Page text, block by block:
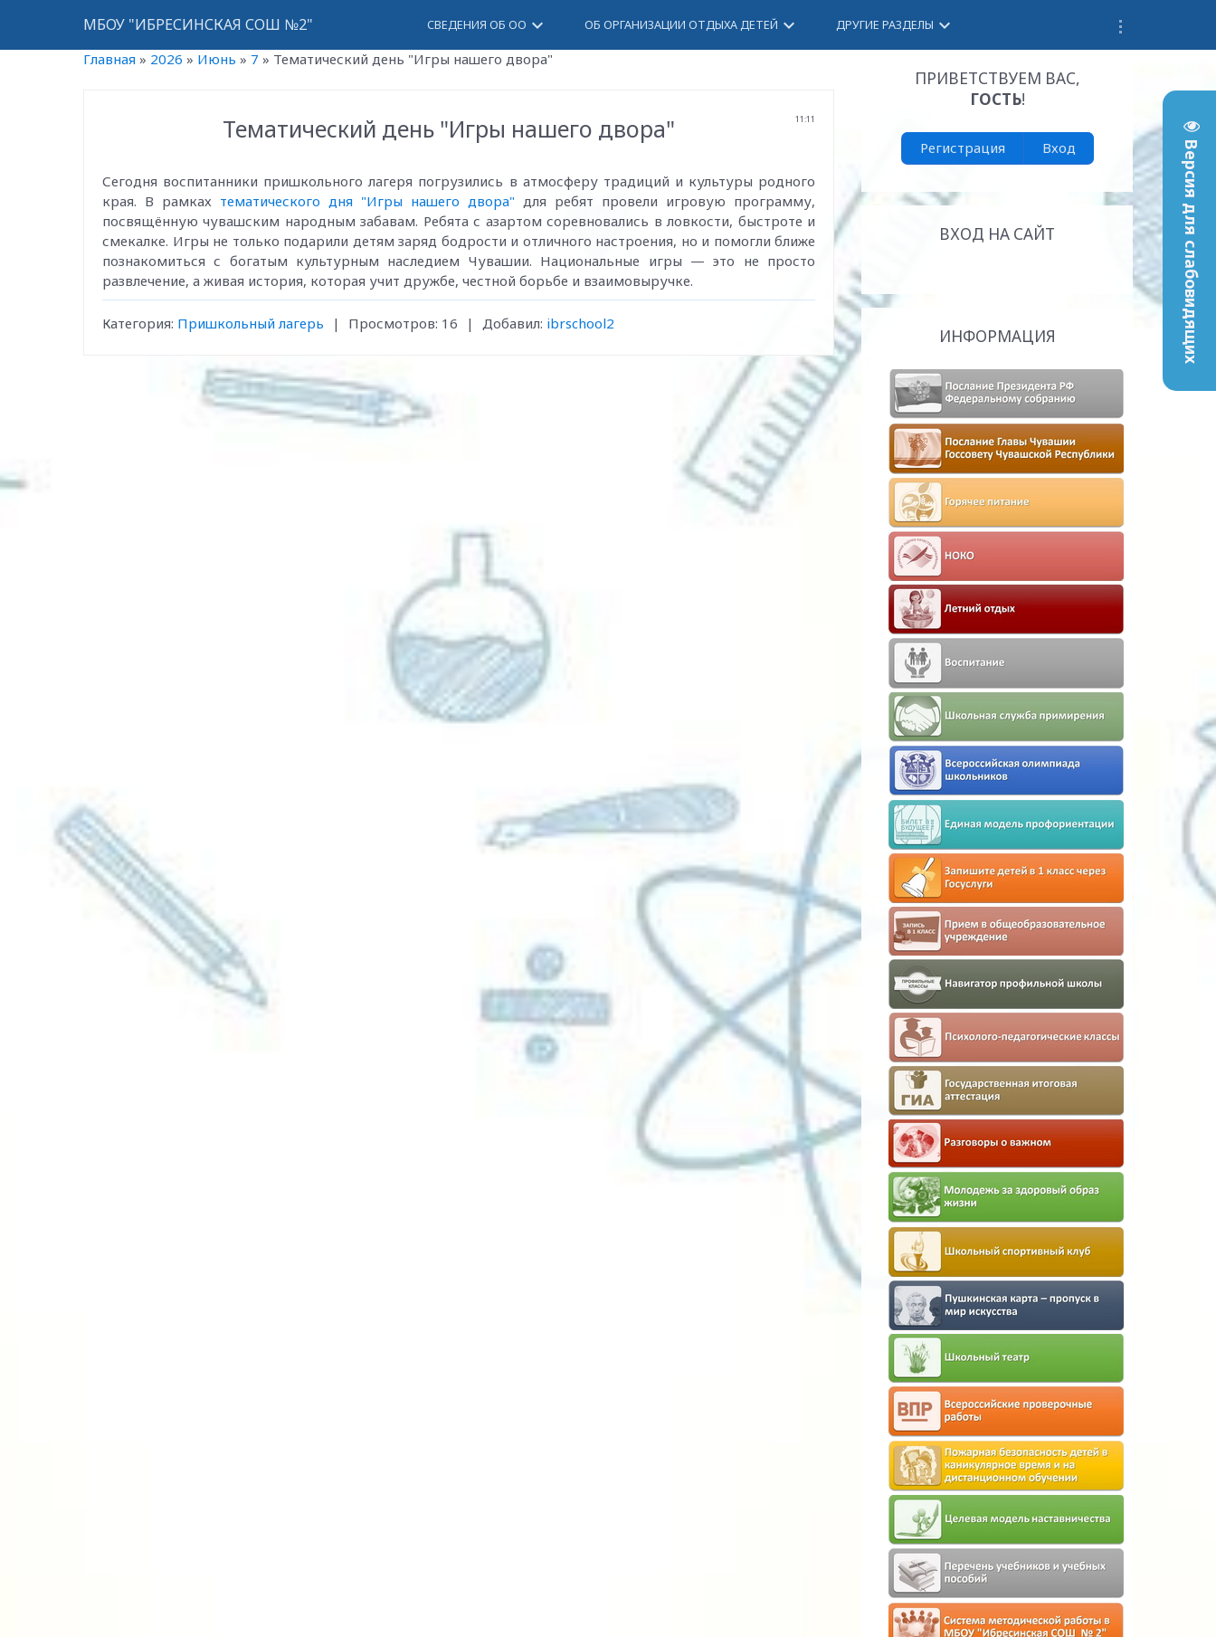
Версия для слабовидящих
МБОУ "ИБРЕСИНСКАЯ СОШ №2" СВЕДЕНИЯ ОБ ОО keyboard_arrow_down ОБ ОРГАНИЗАЦИИ ОТДЫХА ДЕТЕЙ keyboard_arrow_down ДРУГИЕ РАЗДЕЛЫ keyboard_arrow_down
Главная » 2026 » Июнь » 7 » Тематический день "Игры нашего двора"
11:11
Тематический день "Игры нашего двора"
Сегодня воспитанники пришкольного лагеря погрузились в атмосферу традиций и культуры родного
края. В рамках тематического дня "Игры нашего двора" для ребят провели игровую программу,
посвящённую чувашским народным забавам. Ребята с азартом соревновались в ловкости, быстроте и
смекалке. Игры не только подарили детям заряд бодрости и отличного настроения, но и помогли ближе
познакомиться с богатым культурным наследием Чувашии. Национальные игры — это не просто
развлечение, а живая история, которая учит дружбе, честной борьбе и взаимовыручке.
Категория: Пришкольный лагерь | Просмотров: 16 | Добавил: ibrschool2
ПРИВЕТСТВУЕМ ВАС,
ГОСТЬ!
Регистрация Вход
ВХОД НА САЙТ
ИНФОРМАЦИЯ